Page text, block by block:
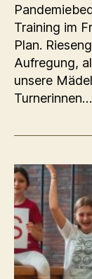
Training im
Plan.
Aufregung,
unsere
Turnerinnen…